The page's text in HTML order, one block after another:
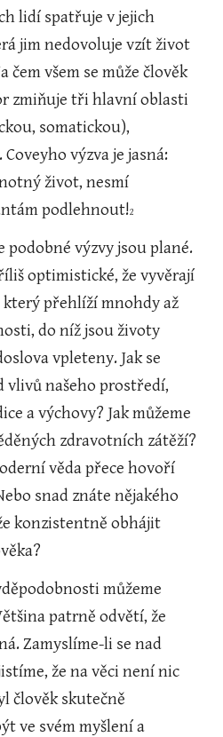
jim nedovoluje vzít život
čem všem se může člověk
zmiňuje tři hlavní oblasti
somatickou),
výzva je jasná:
život, nesmí
podlehnout!2
podobné výzvy jsou plané.
optimistické, že vyvěrají
přehlíží mnohdy až
do níž jsou životy
vpleteny. Jak se
vlivů našeho prostředí,
a výchovy? Jak můžeme
zdravotních zátěží?
věda přece hovoří
snad znáte nějakého
konzistentně obhájit
můžeme
patrně odvětí, že
Zamyslíme-li se nad
že na věci není nic
člověk skutečně
ve svém myšlení a